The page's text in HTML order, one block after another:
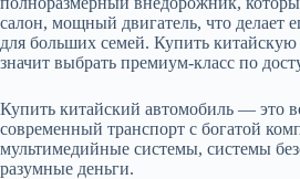
салон, мощный двигатель, что делает
для больших семей. Купить
значит выбрать премиум-класс по
Купить китайский автомобиль — это
современный транспорт с богатой
мультимедийные системы, системы
разумные деньги.